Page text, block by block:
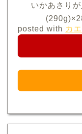
いかあさり
posted with カ